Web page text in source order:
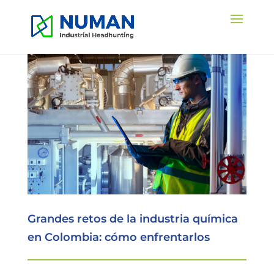
Grandes retos de la industria química
en Colombia: cómo enfrentarlos